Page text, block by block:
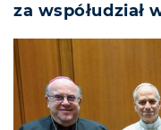
za współudział